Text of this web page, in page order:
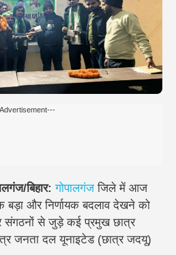
बिहार:गोपालगंजजिले में आज
बड़ा और निर्णायक बदलाव देखने को
संगठनों से जुड़े कई प्रमुख छात्र
जनता दल यूनाइटेड (छात्र जदयू)